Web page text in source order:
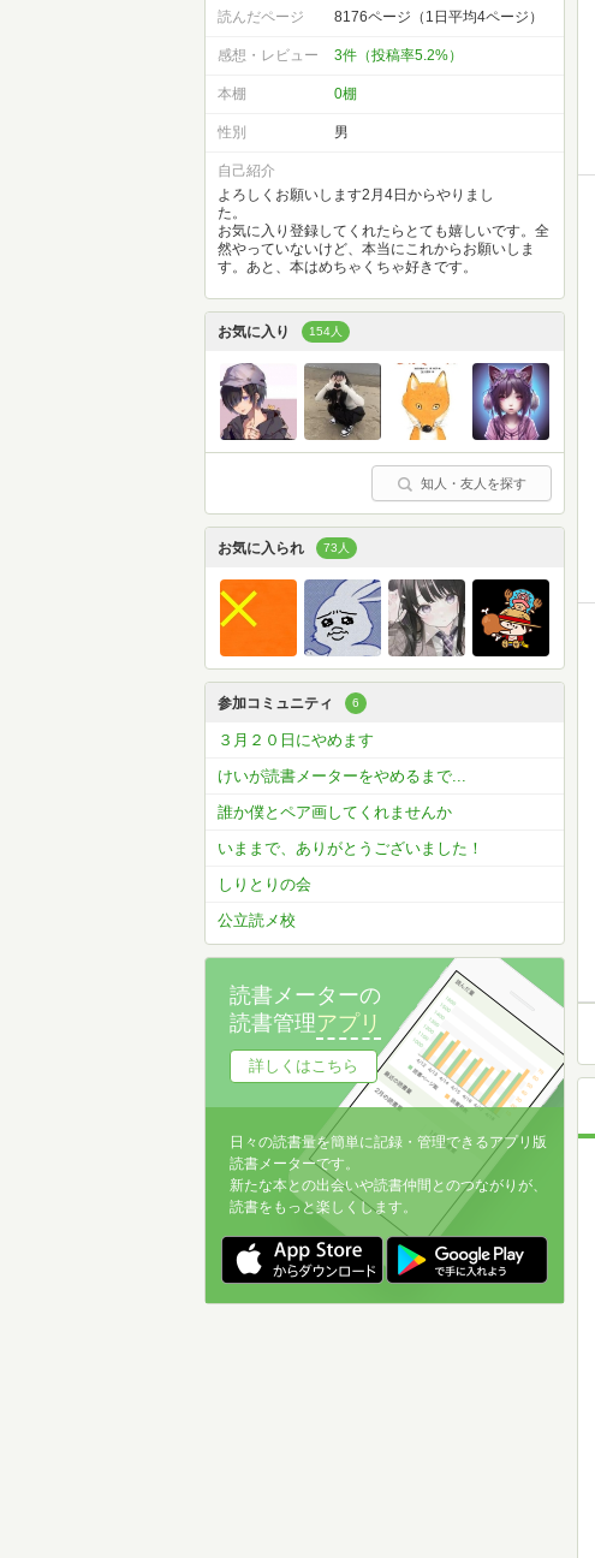
読んだページ 8176ページ（1日平均4ページ）
感想・レビュー 3件（投稿率5.2%）
本棚 0棚
性別 男
自己紹介
よろしくお願いします2月4日からやりまし
た。
お気に入り登録してくれたらとても嬉しいです。全
然やっていないけど、本当にこれからお願いしま
す。あと、本はめちゃくちゃ好きです。
お気に入り 154人
知人・友人を探す
お気に入られ 73人
参加コミュニティ 6
３月２０日にやめます
けいが読書メーターをやめるまで...
誰か僕とペア画してくれませんか
いままで、ありがとうございました！
しりとりの会
公立読メ校
読書メーターの
読書管理アプリ
詳しくはこちら
日々の読書量を簡単に記録・管理できるアプリ版
読書メーターです。
新たな本との出会いや読書仲間とのつながりが、
読書をもっと楽しくします。